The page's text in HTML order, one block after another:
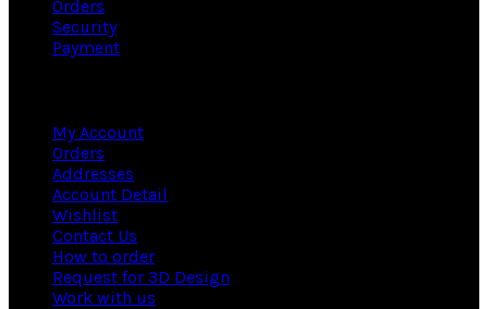
Orders
Security
Payment
My Account
Orders
Addresses
Account Detail
Wishlist
Contact Us
How to order
Request for 3D Design
Work with us